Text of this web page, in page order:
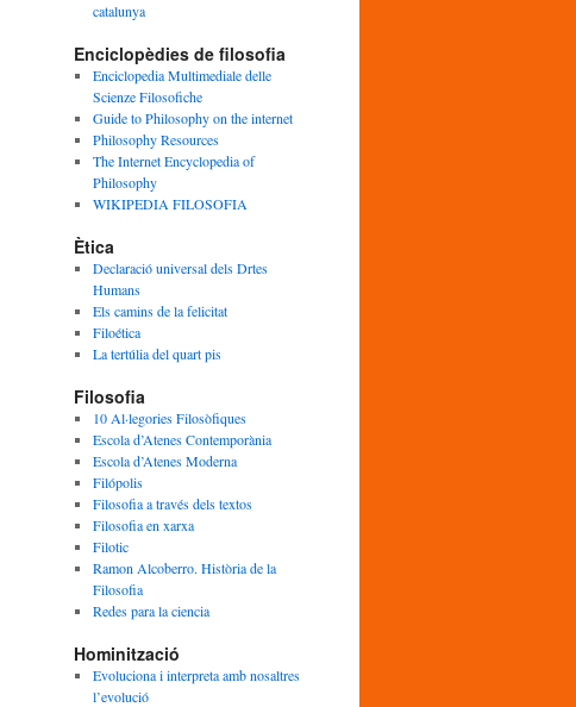
catalunya
Enciclopèdies de filosofia
Enciclopedia Multimediale delle
Scienze Filosofiche
Guide to Philosophy on the internet
Philosophy Resources
The Internet Encyclopedia of
Philosophy
WIKIPEDIA FILOSOFIA
Ètica
Declaració universal dels Drtes
Humans
Els camins de la felicitat
Filoética
La tertúlia del quart pis
Filosofia
10 Al·legories Filosòfiques
Escola d’Atenes Contemporània
Escola d’Atenes Moderna
Filópolis
Filosofia a través dels textos
Filosofia en xarxa
Filotic
Ramon Alcoberro. Història de la
Filosofia
Redes para la ciencia
Hominització
Evoluciona i interpreta amb nosaltres
l’evolució